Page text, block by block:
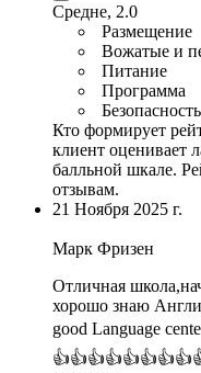
Средне, 2.0
Размещение
Вожатые и
Питание
Программа
Безопасность
Кто формирует
клиент оценивает
балльной шкале.
отзывам.
21 Ноября 2025 г.
Марк Фризен
Отличная
хорошо знаю
good Language